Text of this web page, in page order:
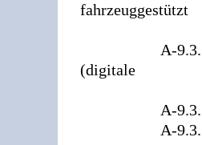
fahrzeuggestützt
A-9.3.11
(digitale
A-9.3.12
A-9.3.13